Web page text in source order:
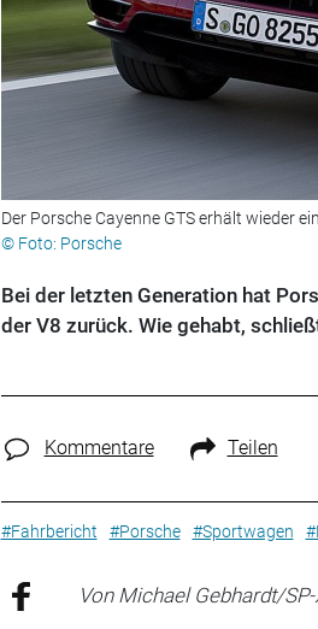
Der Porsche Cayenne GTS erhält wieder
© Foto: Porsche
Bei der letzten Generation hat
der V8 zurück. Wie gehabt,
Kommentare Teilen
#Fahrbericht #Porsche #Sportwagen
Von Michael Gebhardt/SP-